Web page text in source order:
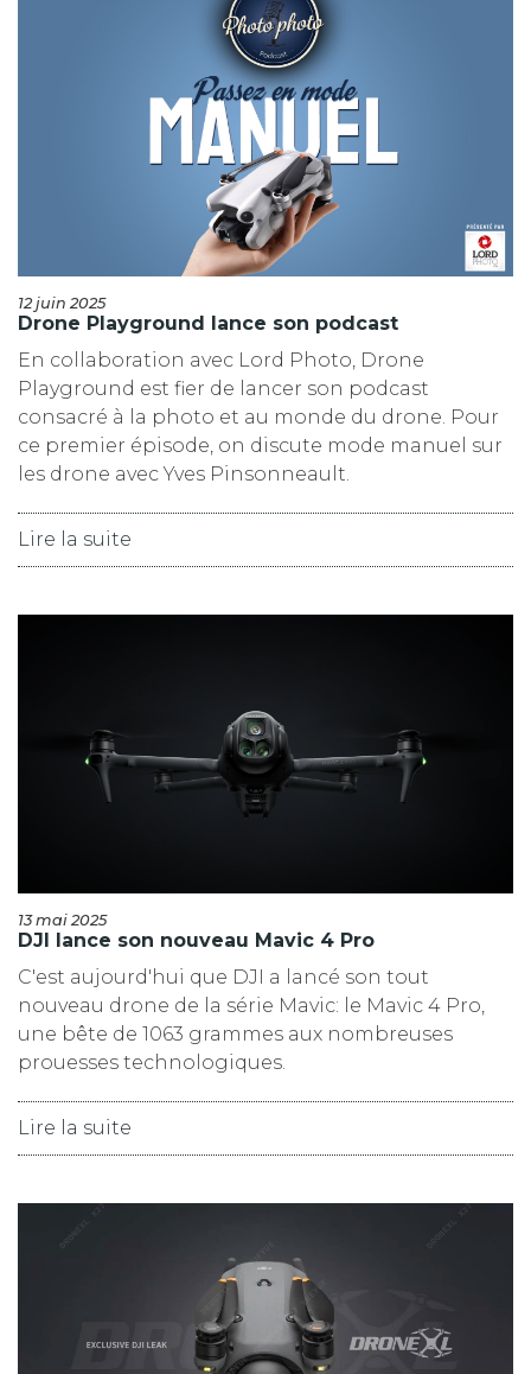
12 juin 2025
Drone Playground lance son podcast
En collaboration avec Lord Photo, Drone
Playground est fier de lancer son podcast
consacré à la photo et au monde du drone. Pour
ce premier épisode, on discute mode manuel sur
les drone avec Yves Pinsonneault.
Lire la suite
13 mai 2025
DJI lance son nouveau Mavic 4 Pro
C'est aujourd'hui que DJI a lancé son tout
nouveau drone de la série Mavic: le Mavic 4 Pro,
une bête de 1063 grammes aux nombreuses
prouesses technologiques.
Lire la suite